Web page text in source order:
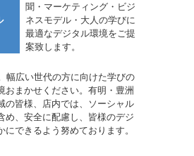
聞・マーケティング・ビジ
ネスモデル・大人の学びに
最適なデジタル環境をご提
案致します。
幅広い世代の方に向けた学びの
おまかせください。有明・豊洲
の皆様、店内では、ソーシャル
め、安全に配慮し、皆様のデジ
にできるよう努めております。